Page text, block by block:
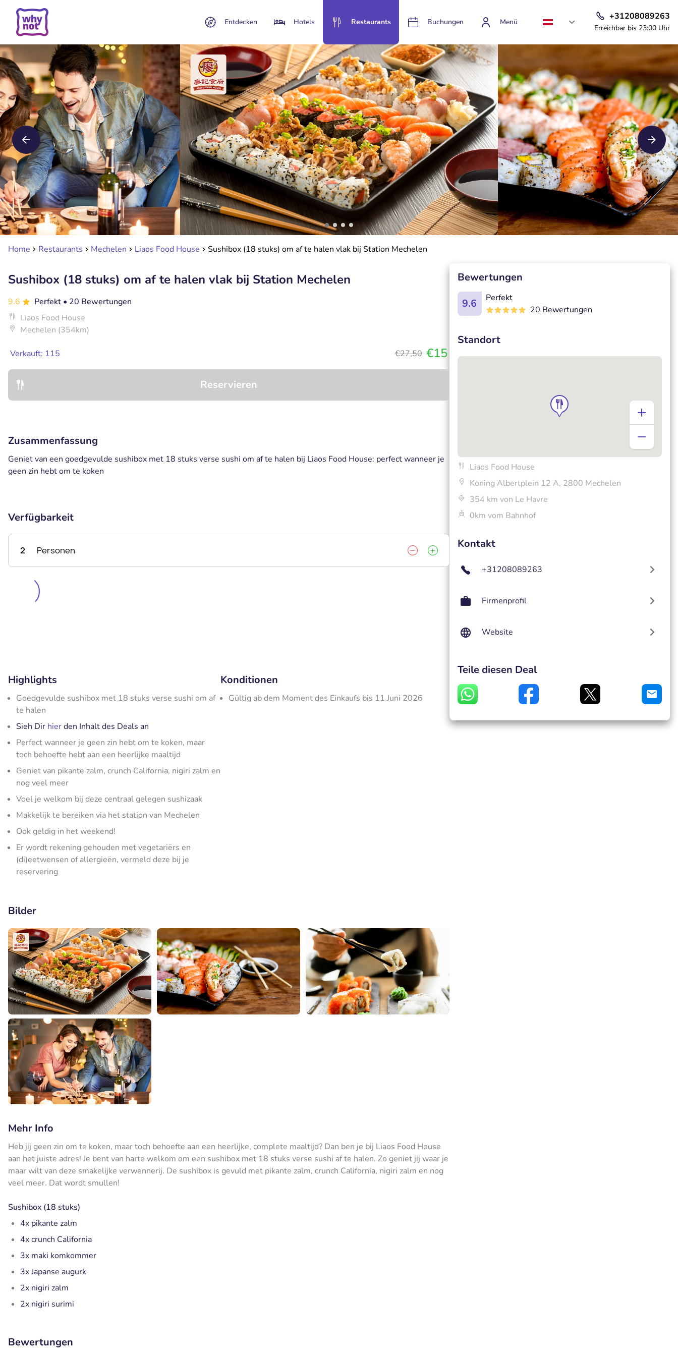
Entdecken Hotels Restaurants Buchungen Menü
+31208089263
Erreichbar bis 23:00 Uhr
Home Restaurants Mechelen Liaos Food House Sushibox (18 stuks) om af te halen vlak bij Station Mechelen
Sushibox (18 stuks) om af te halen vlak bij Station Mechelen
9.6 Perfekt • 20 Bewertungen
Liaos Food House
Mechelen (354km)
Verkauft: 115 €27,50 €15
Reservieren
Zusammenfassung
Geniet van een goedgevulde sushibox met 18 stuks verse sushi om af te halen bij Liaos Food House: perfect wanneer je
geen zin hebt om te koken
Verfügbarkeit
2 Personen
Highlights
Goedgevulde sushibox met 18 stuks verse sushi om af
te halen
Sieh Dir hierden Inhalt des Deals an
Perfect wanneer je geen zin hebt om te koken, maar
toch behoefte hebt aan een heerlijke maaltijd
Geniet van pikante zalm, crunch California, nigiri zalm en
nog veel meer
Voel je welkom bij deze centraal gelegen sushizaak
Makkelijk te bereiken via het station van Mechelen
Ook geldig in het weekend!
Er wordt rekening gehouden met vegetariërs en
(di)eetwensen of allergieën, vermeld deze bij je
reservering
Konditionen
Gültig ab dem Moment des Einkaufs bis 11 Juni 2026
Bilder
Mehr Info
Heb jij geen zin om te koken, maar toch behoefte aan een heerlijke, complete maaltijd? Dan ben je bij Liaos Food House
aan het juiste adres! Je bent van harte welkom om een sushibox met 18 stuks verse sushi af te halen. Zo geniet jij waar je
maar wilt van deze smakelijke verwennerij. De sushibox is gevuld met pikante zalm, crunch California, nigiri zalm en nog
veel meer. Dat wordt smullen!
Sushibox (18 stuks)
4x pikante zalm
4x crunch California
3x maki komkommer
3x Japanse augurk
2x nigiri zalm
2x nigiri surimi
Bewertungen
Bewertungen
9.6
Perfekt
20 Bewertungen
Standort
Liaos Food House
Koning Albertplein 12 A, 2800 Mechelen
354 km von Le Havre
0km vom Bahnhof
Kontakt
+31208089263
Firmenprofil
Website
Teile diesen Deal